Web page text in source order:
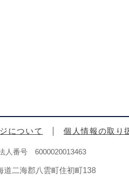
について 個人情報の取り
番号 6000020013463
二海郡八雲町住初町138